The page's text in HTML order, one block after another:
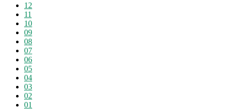
12
11
10
09
08
07
06
05
04
03
02
01